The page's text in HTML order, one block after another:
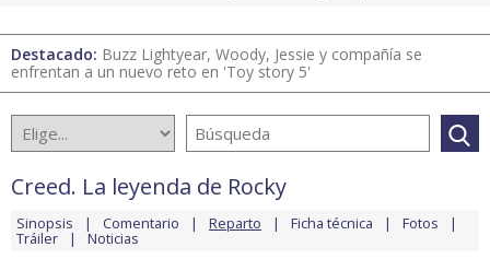
Destacado: Buzz Lightyear, Woody, Jessie y compañía se
enfrentan a un nuevo reto en 'Toy story 5'
Creed. La leyenda de Rocky
Sinopsis Comentario Reparto Ficha técnica Fotos
Tráiler Noticias